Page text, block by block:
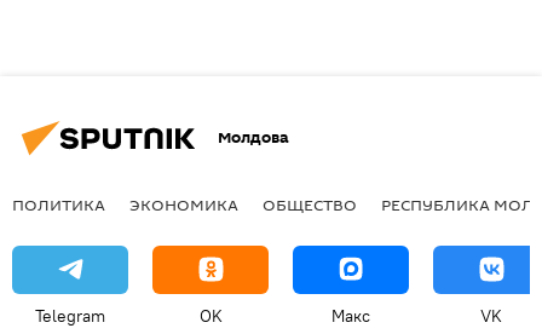
Молдова
ПОЛИТИКА ЭКОНОМИКА ОБЩЕСТВО РЕСПУБЛИКА
Telegram OK Макс VK